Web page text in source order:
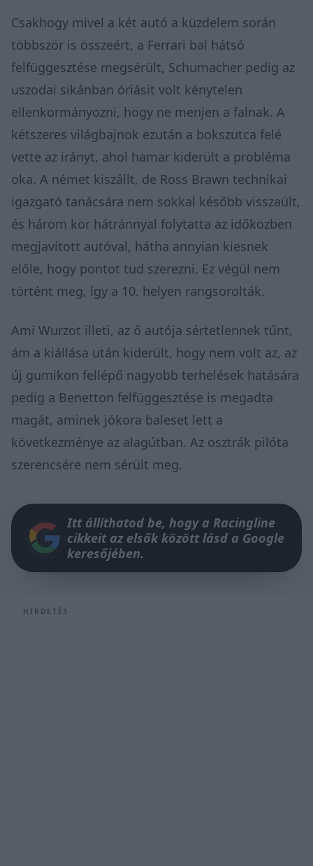
Csakhogy mivel a két autó a küzdelem során
többször is összeért, a Ferrari bal hátsó
felfüggesztése megsérült, Schumacher pedig az
uszodai sikánban óriásit volt kénytelen
ellenkormányozni, hogy ne menjen a falnak. A
kétszeres világbajnok ezután a bokszutca felé
vette az irányt, ahol hamar kiderült a probléma
oka. A német kiszállt, de Ross Brawn technikai
igazgató tanácsára nem sokkal később visszaült,
és három kör hátránnyal folytatta az időközben
megjavított autóval, hátha annyian kiesnek
előle, hogy pontot tud szerezni. Ez végül nem
történt meg, így a 10. helyen rangsorolták.
Ami Wurzot illeti, az ő autója sértetlennek tűnt,
ám a kiállása után kiderült, hogy nem volt az, az
új gumikon fellépő nagyobb terhelések hatására
pedig a Benetton felfüggesztése is megadta
magát, aminek jókora baleset lett a
következménye az alagútban. Az osztrák pilóta
szerencsére nem sérült meg.
Itt állíthatod be, hogy a Racingline
cikkeit az elsők között lásd a Google
keresőjében.
HIRDETÉS